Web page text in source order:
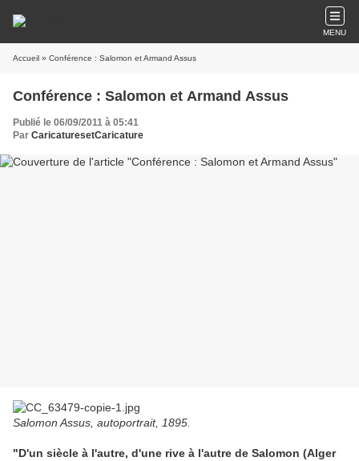
MENU
Accueil » Conférence : Salomon et Armand Assus
Conférence : Salomon et Armand Assus
Publié le 06/09/2011 à 05:41
Par CaricaturesetCaricature
Salomon Assus, autoportrait, 1895.
"D'un siècle à l'autre, d'une rive à l'autre de Salomon (Alger